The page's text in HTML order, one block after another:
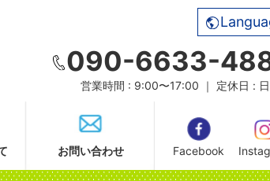
090-6633-
営業時間 : 9:00〜17:00 ｜ 定休日 :
お問い合わせ Facebook